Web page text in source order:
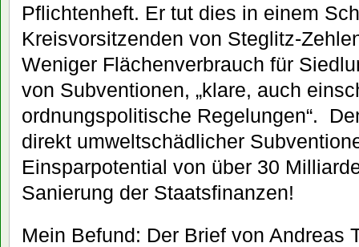
Pflichtenheft. Er tut dies in einem
Kreisvorsitzenden von Steglitz-
Weniger Flächenverbrauch für
von Subventionen, „klare, auch
ordnungspolitische Regelungen“.
direkt umweltschädlicher
Einsparpotential von über 30
Sanierung der Staatsfinanzen!
Mein Befund: Der Brief von Andreas